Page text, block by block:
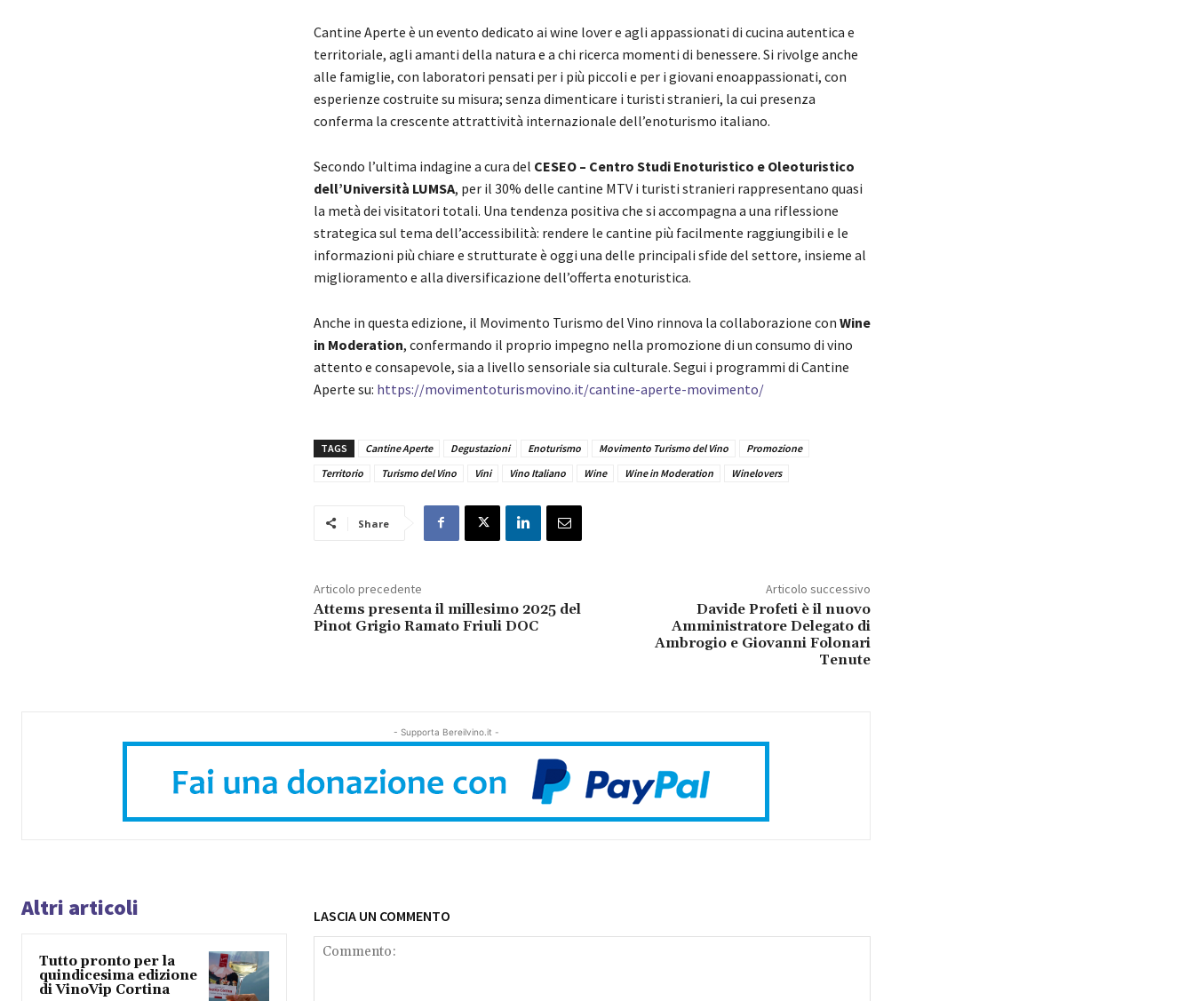
Cantine Aperte è un evento dedicato ai wine lover e agli appassionati di cucina autentica e
territoriale, agli amanti della natura e a chi ricerca momenti di benessere. Si rivolge anche
alle famiglie, con laboratori pensati per i più piccoli e per i giovani enoappassionati, con
esperienze costruite su misura; senza dimenticare i turisti stranieri, la cui presenza
conferma la crescente attrattività internazionale dell’enoturismo italiano.
Secondo l’ultima indagine a cura del CESEO – Centro Studi Enoturistico e Oleoturistico
dell’Università LUMSA, per il 30% delle cantine MTV i turisti stranieri rappresentano quasi
la metà dei visitatori totali. Una tendenza positiva che si accompagna a una riflessione
strategica sul tema dell’accessibilità: rendere le cantine più facilmente raggiungibili e le
informazioni più chiare e strutturate è oggi una delle principali sfide del settore, insieme al
miglioramento e alla diversificazione dell’offerta enoturistica.
Anche in questa edizione, il Movimento Turismo del Vino rinnova la collaborazione con Wine
in Moderation, confermando il proprio impegno nella promozione di un consumo di vino
attento e consapevole, sia a livello sensoriale sia culturale. Segui i programmi di Cantine
Aperte su: https://movimentoturismovino.it/cantine-aperte-movimento/
TAGS Cantine Aperte Degustazioni Enoturismo Movimento Turismo del Vino
Promozione
Territorio
Turismo del Vino Vini Vino Italiano Wine Wine in Moderation Winelovers
Share
Articolo precedente
Attems presenta il millesimo 2025 del
Pinot Grigio Ramato Friuli DOC
Articolo successivo
Davide Profeti è il nuovo
Amministratore Delegato di
Ambrogio e Giovanni Folonari
Tenute
- Supporta Bereilvino.it -
Altri articoli
Tutto pronto per la
quindicesima edizione
di VinoVip Cortina
LASCIA UN COMMENTO